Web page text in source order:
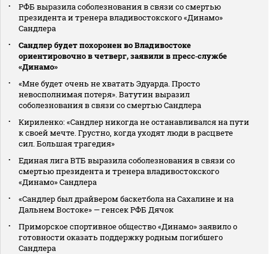
РФБ выразила соболезнования в связи со смертью
президента и тренера владивостокского «Динамо»
Сандлера
Сандлер будет похоронен во Владивостоке
ориентировочно в четверг, заявили в пресс‑службе
«Динамо»
«Мне будет очень не хватать Эдуарда. Просто
невосполнимая потеря». Ватутин выразил
соболезнования в связи со смертью Сандлера
Кириленко: «Сандлер никогда не останавливался на пути
к своей мечте. Грустно, когда уходят люди в расцвете
сил. Большая трагедия»
Единая лига ВТБ выразила соболезнования в связи со
смертью президента и тренера владивостокского
«Динамо» Сандлера
«Сандлер был драйвером баскетбола на Сахалине и на
Дальнем Востоке» — генсек РФБ Дячок
Приморское спортивное общество «Динамо» заявило о
готовности оказать поддержку родным погибшего
Сандлера